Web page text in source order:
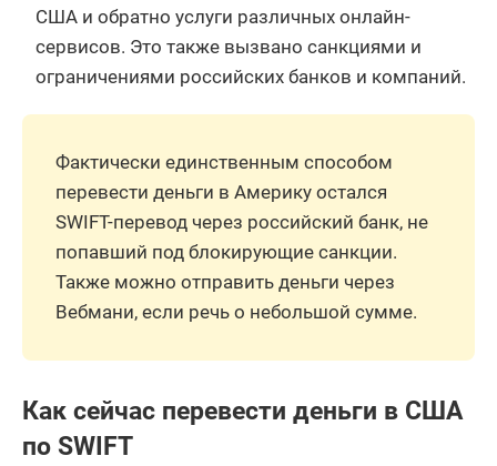
США и обратно услуги различных онлайн-
сервисов. Это также вызвано санкциями и
ограничениями российских банков и компаний.
Фактически единственным способом
перевести деньги в Америку остался
SWIFT-перевод через российский банк, не
попавший под блокирующие санкции.
Также можно отправить деньги через
Вебмани, если речь о небольшой сумме.
Как сейчас перевести деньги в США
по SWIFT